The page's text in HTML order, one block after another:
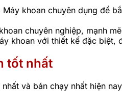
Máy khoan chuyên dụng để
chuyên nghiệp, mạnh
khoan với thiết kế đặc
tốt nhất
và bán chạy nhất hiện